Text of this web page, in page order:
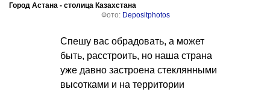
Город Астана - столица Казахстана
Фото: Depositphotos
Спешу вас обрадовать, а может
быть, расстроить, но наша страна
уже давно застроена стеклянными
высотками и на территории